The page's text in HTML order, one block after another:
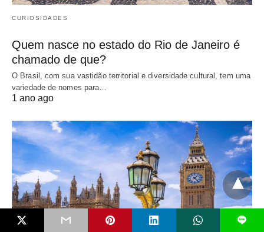
CURIOSIDADES
Quem nasce no estado do Rio de Janeiro é
chamado de que?
O Brasil, com sua vastidão territorial e diversidade cultural, tem uma
variedade de nomes para…
1 ano ago
L